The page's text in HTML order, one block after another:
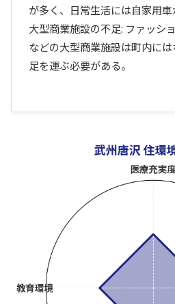
が多く、日常生活には自家用車
大型商業施設の不足: ファッシ
などの大型商業施設は町内に
足を運ぶ必要がある。